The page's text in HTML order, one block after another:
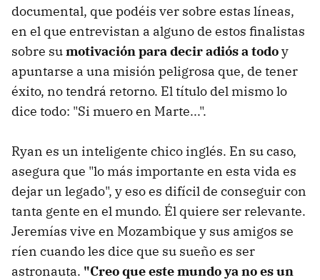
documental, que podéis ver sobre estas líneas,
en el que entrevistan a alguno de estos finalistas
sobre sumotivación para decir adiós a todoy
apuntarse a una misión peligrosa que, de tener
éxito, no tendrá retorno. El título del mismo lo
dice todo: "Si muero en Marte...".
Ryan es un inteligente chico inglés. En su caso,
asegura que "lo más importante en esta vida es
dejar un legado", y eso es difícil de conseguir con
tanta gente en el mundo. Él quiere ser relevante.
Jeremías vive en Mozambique y sus amigos se
ríen cuando les dice que su sueño es ser
astronauta. "Creo que este mundo ya no es un